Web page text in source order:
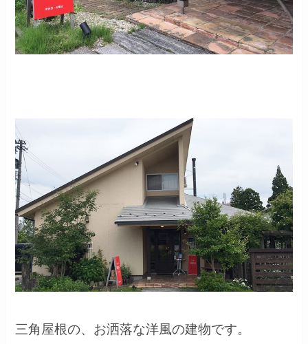
三角屋根の、お洒落な洋風の建物です。